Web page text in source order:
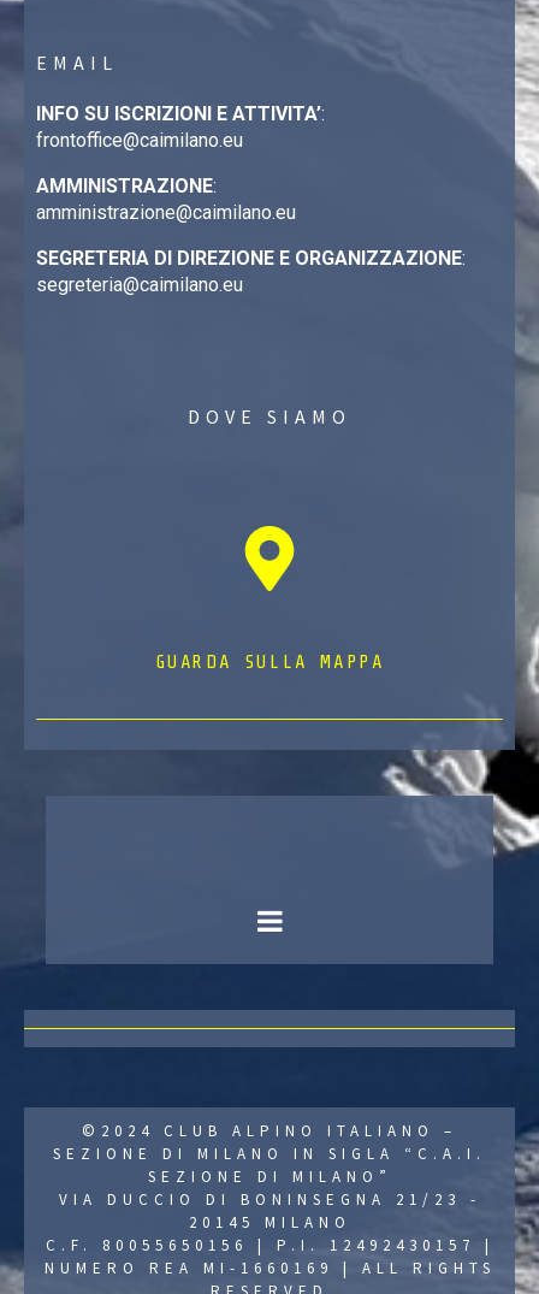
EMAIL
INFO SU ISCRIZIONI E ATTIVITA’:
frontoffice@caimilano.eu
AMMINISTRAZIONE:
amministrazione@caimilano.eu
SEGRETERIA DI DIREZIONE E ORGANIZZAZIONE:
segreteria@caimilano.eu
DOVE SIAMO
GUARDA SULLA MAPPA
©2024 CLUB ALPINO ITALIANO –
SEZIONE DI MILANO IN SIGLA “C.A.I.
SEZIONE DI MILANO”
VIA DUCCIO DI BONINSEGNA 21/23 -
20145 MILANO
C.F. 80055650156 | P.I. 12492430157 |
NUMERO REA MI-1660169 | ALL RIGHTS